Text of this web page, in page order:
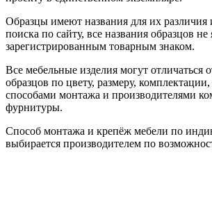
Образцы имеют названия для их различия
поиска по сайту, все названия образцов не
зарегистрированным товарным знаком.
Все мебельные изделия могут отличаться
образцов по цвету, размеру,
способами монтажа и производителями
фурнитуры.
Способ монтажа и крепёж мебели по
выбирается производителем по